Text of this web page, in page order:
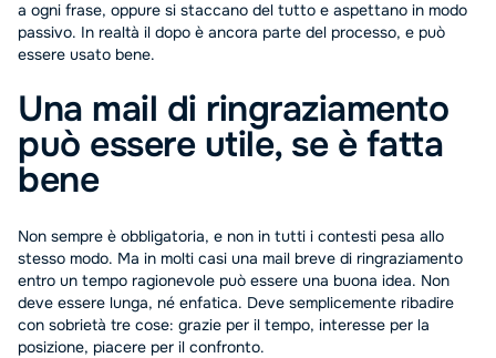
a ogni frase, oppure si staccano del tutto e aspettano in modo
passivo. In realtà il dopo è ancora parte del processo, e può
essere usato bene.
Una mail di ringraziamento
può essere utile, se è fatta
bene
Non sempre è obbligatoria, e non in tutti i contesti pesa allo
stesso modo. Ma in molti casi una mail breve di ringraziamento
entro un tempo ragionevole può essere una buona idea. Non
deve essere lunga, né enfatica. Deve semplicemente ribadire
con sobrietà tre cose: grazie per il tempo, interesse per la
posizione, piacere per il confronto.